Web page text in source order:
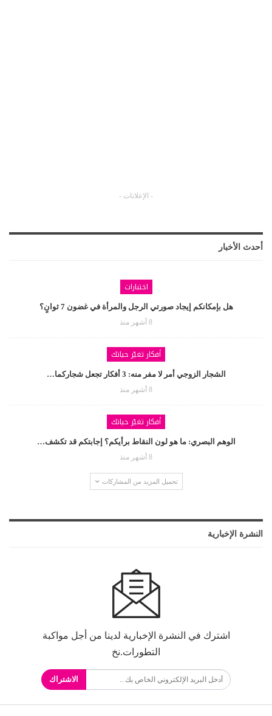
- الإعلانات -
أحدث الأخبار
اختبارات
هل بإمكانكم إيجاد صورتي الرجل والمرأة في غضون 7 ثوانٍ؟
8 أشهر منذ
أفكار تغيّر حياتك
الشجار الزوجي أمر لا مفر منه: 3 أفكار تجعل شجاركما…
8 أشهر منذ
أفكار تغيّر حياتك
الوهم البصري: ما هو لون النقاط برأيكم؟ إجابتكم قد تكشف…
8 أشهر منذ
تحميل المزيد من المشاركات
النشرة الإخبارية
اشترك في النشرة الإخبارية لدينا من أجل مواكبة
التطورات.نخ
الاشتراك